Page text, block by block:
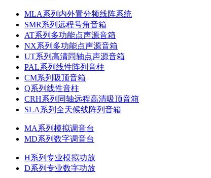
MLA系列内外置分频线阵系统
SMR系列远程号角音箱
AT系列多功能点声源音箱
NX系列多功能点声源音箱
UT系列高清同轴点声源音箱
PAL系列线性阵列音柱
CM系列吸顶音箱
Q系列线性音柱
CRH系列同轴远程高清吸顶音箱
SLA系列全天候线阵列音箱
MA系列模拟调音台
MD系列数字调音台
H系列专业模拟功放
D系列专业数字功放